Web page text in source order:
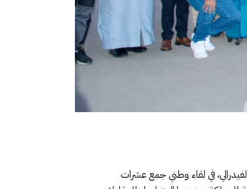
الرابعة لمجلسها الوطني الفيدرالي، في لقاء وطني جمع عشرات